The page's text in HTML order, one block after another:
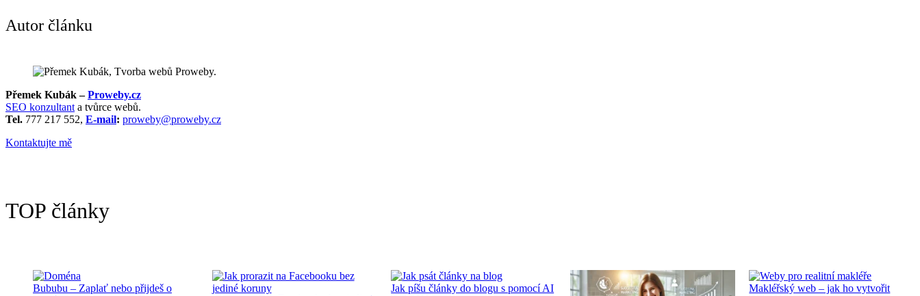
Autor článku
Přemek Kubák –Proweby.cz
SEO konzultant a tvůrce webů.
Tel. 777 217 552, E-mail: proweby@proweby.cz
Kontaktujte mě
TOP články
Bububu – Zaplať nebo přijdeš o
Jak píšu články do blogu s pomocí AI Makléřský web – jak ho vytvořit